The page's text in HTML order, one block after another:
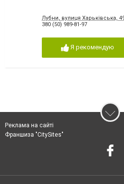
Лубни, вулиця Харьківська,
380 (50) 989-81-97
Я рекомендую
Реклама на сайті
Франшиза "CitySites"